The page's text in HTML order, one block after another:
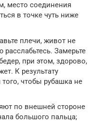
место соединения
в точке чуть ниже
плечи, живот не
расслабьтесь. Замерьте
при этом, здорово,
К результату
того, чтобы рубашка не
по внешней стороне
большого пальца;